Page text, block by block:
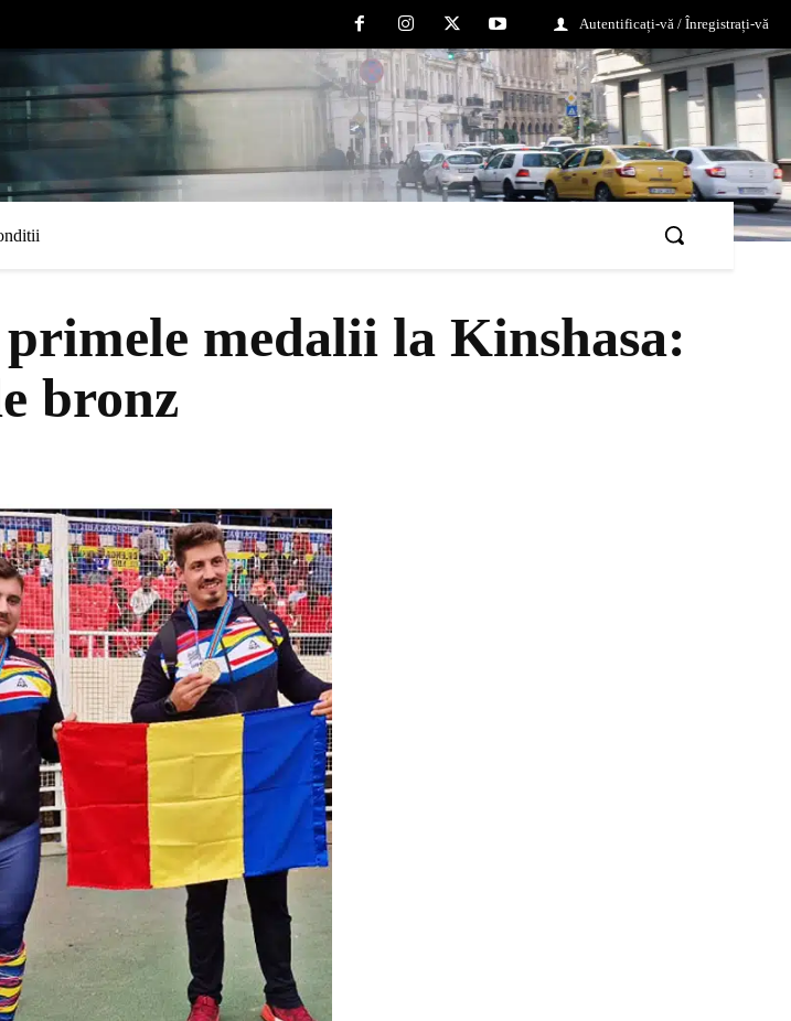
Autentificați-vă / Înregistrați-vă
medalii la Kinshasa:
bronz